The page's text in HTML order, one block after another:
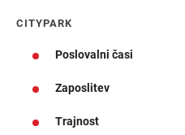
CITYPARK
Poslovalni časi
Zaposlitev
Trajnost